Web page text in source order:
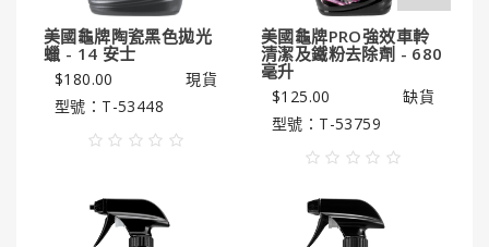
美國龜牌陶瓷黑色拋光
蠟 - 14 安士
$180.00
現貨
型號：T-53448
美國龜牌PRO強效車軨
清潔及鐵粉去除劑 - 680
毫升
$125.00
缺貨
型號：T-53759